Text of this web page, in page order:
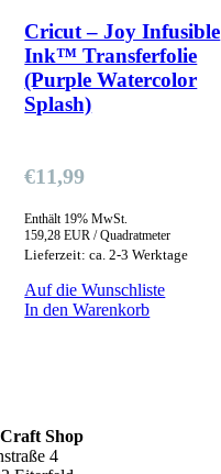
Cricut – Joy Infusible
Ink™ Transferfolie
(Purple Watercolor
Splash)
€11,99
Enthält 19% MwSt.
159,28 EUR / Quadratmeter
Lieferzeit: ca. 2-3 Werktage
Auf die Wunschliste
In den Warenkorb
Shop
4